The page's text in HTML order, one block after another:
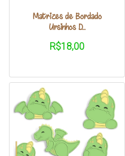
Matrizes de Bordado
Ursinhos D...
R$18,00